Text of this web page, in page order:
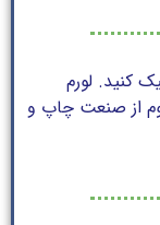
کنید. لورم
از صنعت چاپ و